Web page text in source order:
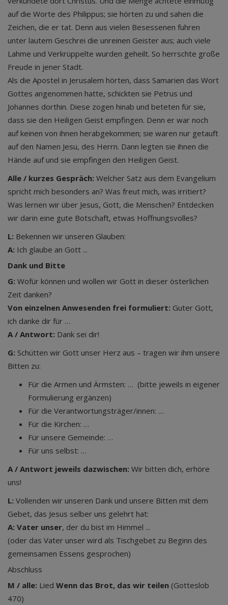
auf die Worte des Philippus; sie hörten zu und sahen die
Zeichen, die er tat. Denn aus vielen Besessenen fuhren
unter lautem Geschrei die unreinen Geister aus; auch viele
Lahme und Verkrüppelte wurden geheilt. So herrschte große
Freude in jener Stadt.
Als die Apostel in Jerusalem hörten, dass Samarien das Wort
Gottes angenommen hatte, schickten sie Petrus und
Johannes dorthin. Diese zogen hinab und beteten für sie,
dass sie den Heiligen Geist empfingen. Denn er war noch
auf keinen von ihnen herabgekommen; sie waren nur getauft
auf den Namen Jesu, des Herrn. Dann legten sie ihnen die
Hände auf und sie empfingen den Heiligen Geist.
Alle / kurzes Gespräch: Welcher Satz aus dem Evangelium
spricht mich besonders an? Was freut mich, was irritiert?
Was lernen wir über Jesus, Gott, die Menschen? Entdecken
wir darin eine gute Botschaft, etwas Hoffnungsvolles?
L: Bekennen wir unseren Glauben:
A: Ich glaube an Gott ...
Dank und Bitte
G: Wofür können und wollen wir Gott in dieser österlichen
Zeit danken?
Von einzelnen Anwesenden frei formuliert: Guter Gott,
ich danke dir für …
A / Antwort: Dank sei dir!
G: Schütten wir Gott unser Herz aus – tragen wir ihm unsere
Bitten zu:
Für die Armen und Ärmsten: … (bitte jeweils in eigener
Formulierung ergänzen)
Für die Verantwortungsträger/innen: …
Für die Kirchen: …
Für unsere Gemeinde: …
Für uns selbst: …
A / Antwort jeweils dazwischen: Wir bitten dich, erhöre
uns!
L: Vollenden wir unseren Dank und unsere Bitten mit dem
Gebet, das Jesus selber uns gelehrt hat:
A: Vater unser, der du bist im Himmel ...
(oder das Vater unser wird als Tischgebet zu Beginn des
gemeinsamen Essens gesprochen)
Abschluss
M / alle: Lied Wenn das Brot, das wir teilen (Gotteslob
470)